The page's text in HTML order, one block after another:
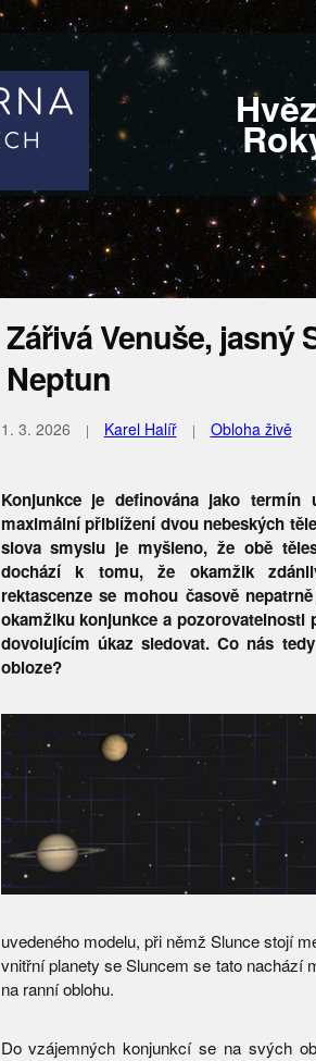
Zářivá Venuše, jasný
Neptun
1. 3. 2026 Karel Halíř Obloha živě
Konjunkce je definována jako
maximální přiblížení dvou nebeských
slova smyslu je myšleno, že obě
dochází k tomu, že okamžik
rektascenze se mohou časově
okamžiku konjunkce a
dovolujícím úkaz sledovat. Co nás
obloze?
uvedeného modelu, při němž Slunce stojí
vnitřní planety se Sluncem se tato nachází
na ranní oblohu.
Do vzájemných konjunkcí se na svých